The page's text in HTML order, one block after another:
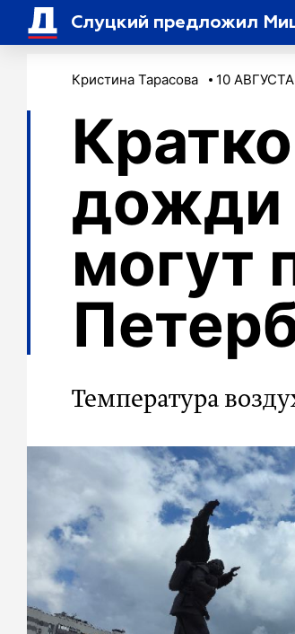
Слуцкий предложил
Кристина Тарасова 10
дожди
могут
Температура